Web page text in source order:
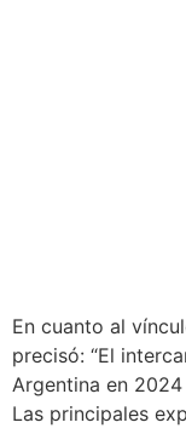
En cuanto al
precisó: “El
Argentina en
Las principales